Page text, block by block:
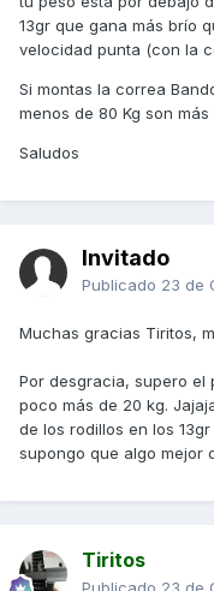
13gr que gana más brío
velocidad punta (con la
Si montas la correa
menos de 80 Kg son
Saludos
Invitado
Publicado 23 de
Muchas gracias Tiritos,
Por desgracia, supero el
poco más de 20 kg.
de los rodillos en los
supongo que algo mejor
Tiritos